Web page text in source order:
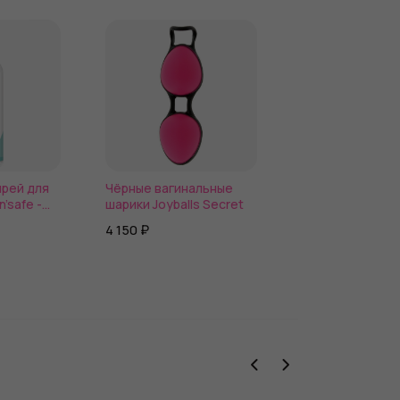
для
-
Чёрные вагинальные
шарики Joyballs Secret
4 150 ₽